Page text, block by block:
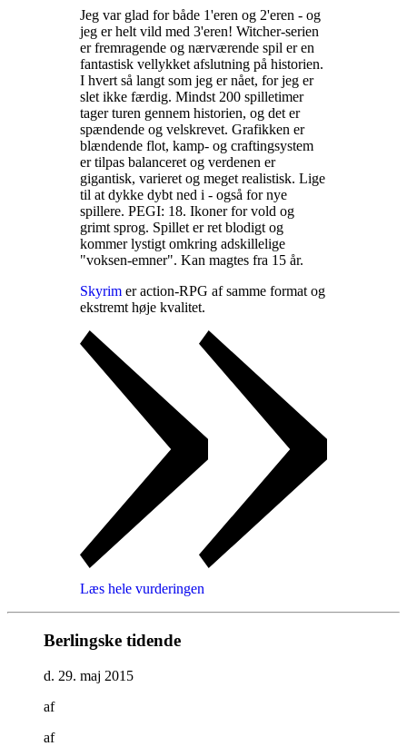
Jeg var glad for både 1'eren og 2'eren - og
jeg er helt vild med 3'eren! Witcher-serien
er fremragende og nærværende spil er en
fantastisk vellykket afslutning på historien.
I hvert så langt som jeg er nået, for jeg er
slet ikke færdig. Mindst 200 spilletimer
tager turen gennem historien, og det er
spændende og velskrevet. Grafikken er
blændende flot, kamp- og craftingsystem
er tilpas balanceret og verdenen er
gigantisk, varieret og meget realistisk. Lige
til at dykke dybt ned i - også for nye
spillere. PEGI: 18. Ikoner for vold og
grimt sprog. Spillet er ret blodigt og
kommer lystigt omkring adskillelige
"voksen-emner". Kan magtes fra 15 år.
Skyrim er action-RPG af samme format og
ekstremt høje kvalitet.
Læs hele vurderingen
Berlingske tidende
d. 29. maj 2015
af
af